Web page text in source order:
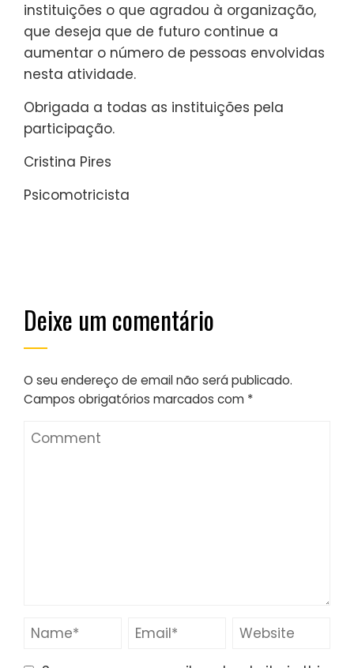
instituições o que agradou à organização,
que deseja que de futuro continue a
aumentar o número de pessoas envolvidas
nesta atividade.
Obrigada a todas as instituições pela
participação.
Cristina Pires
Psicomotricista
Deixe um comentário
O seu endereço de email não será publicado.
Campos obrigatórios marcados com *